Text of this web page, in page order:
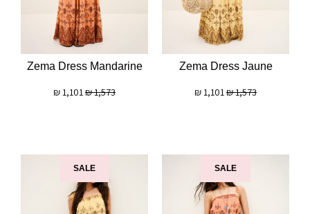
Zema Dress Jaune
1,573
₪
1,101
₪
Zema Dress Mandarine
1,573
₪
1,101
₪
SALE
SALE